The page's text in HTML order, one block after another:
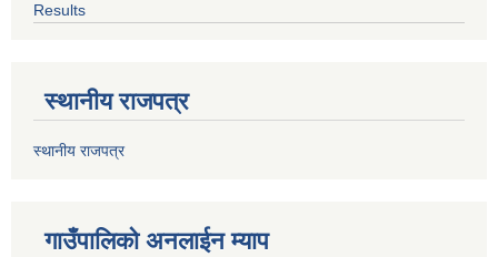
Results
स्थानीय राजपत्र
स्थानीय राजपत्र
गाउँपालिको अनलाईन म्याप